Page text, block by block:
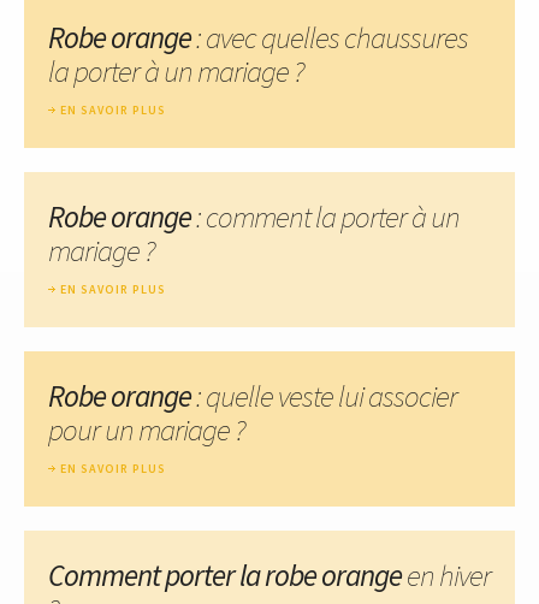
Robe orange: avec quelles chaussures
la porter à un mariage ?
EN SAVOIR PLUS
Robe orange: comment la porter à un
mariage ?
EN SAVOIR PLUS
Robe orange: quelle veste lui associer
pour un mariage ?
EN SAVOIR PLUS
Comment porter la robe orangeen hiver